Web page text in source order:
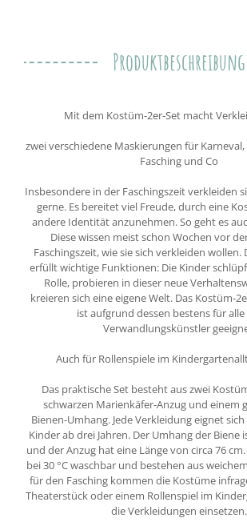
Produktbeschreibung
Mit dem Kostüm-2er-Set macht
zwei verschiedene Maskierungen für
Fasching und Co
Insbesondere in der Faschingszeit verkleiden
gerne. Es bereitet viel Freude, durch eine
andere Identität anzunehmen. So geht es
Diese wissen meist schon Wochen vor
Faschingszeit, wie sie sich verkleiden wollen.
erfüllt wichtige Funktionen: Die Kinder
Rolle, probieren in dieser neue
kreieren sich eine eigene Welt. Das Kostüm-
ist aufgrund dessen bestens für
Verwandlungskünstler
Auch für Rollenspiele im
Das praktische Set besteht aus zwei
schwarzen Marienkäfer-Anzug und einem
Bienen-Umhang. Jede Verkleidung eignet
Kinder ab drei Jahren. Der Umhang der Biene
und der Anzug hat eine Länge von circa 76
bei 30 °C waschbar und bestehen aus
für den Fasching kommen die Kostüme
Theaterstück oder einem Rollenspiel im
die Verkleidungen einsetzen.